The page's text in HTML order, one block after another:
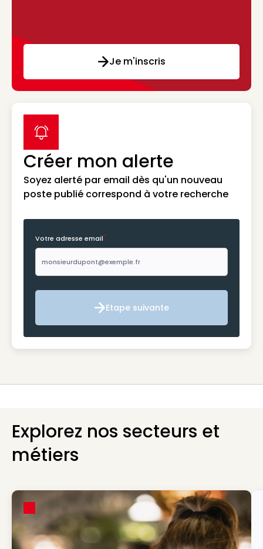
Je m'inscris
Créer mon alerte
Soyez alerté par email dès qu'un nouveau
poste publié correspond à votre recherche
label icon
Votre adresse email*
Etape suivante
Etape suivante
Explorez nos secteurs et
métiers